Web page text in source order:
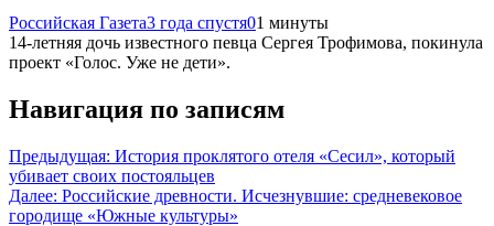
Российская Газета3 года спустя01 минуты
14-летняя дочь известного певца Сергея Трофимова, покинула
проект «Голос. Уже не дети».
Навигация по записям
Предыдущая: История проклятого отеля «Сесил», который
убивает своих постояльцев
Далее: Российские древности. Исчезнувшие: средневековое
городище «Южные культуры»